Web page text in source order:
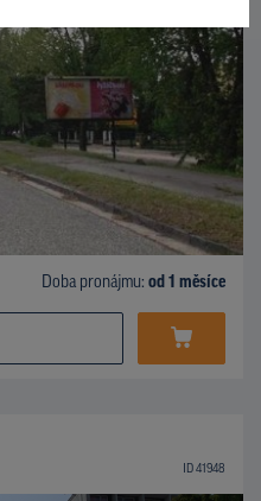
Doba pronájmu: od 1 měsíce
ID 41948